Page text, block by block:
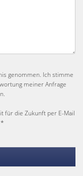
genommen. Ich stimme
meiner Anfrage
für die Zukunft per E-Mail